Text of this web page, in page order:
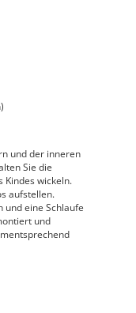
und der inneren
Sie die
Kindes wickeln.
aufstellen.
und eine Schlaufe
und